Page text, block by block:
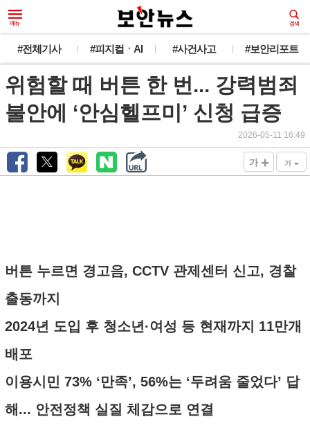
#전체기사 #피지컬ㆍAI #사건사고 #보안리포트
위험할 때 버튼 한 번... 강력범죄
불안에 ‘안심헬프미’ 신청 급증
2026-05-11 16:49
가 + 가 -
버튼 누르면 경고음, CCTV 관제센터 신고, 경찰
출동까지
2024년 도입 후 청소년·여성 등 현재까지 11만개
배포
이용시민 73% ‘만족’, 56%는 ‘두려움 줄었다’ 답
해... 안전정책 실질 체감으로 연결